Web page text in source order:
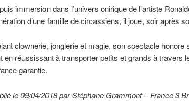
immersion dans l’univers onirique de l’artiste
d’une famille de circassiens, il joue, soir après
clownerie, jonglerie et magie, son spectacle honore
en réussissant à transporter petits et grands à travers
garantie.
le 09/04/2018 par Stéphane Grammont – France 3